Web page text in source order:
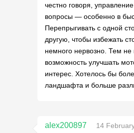
честно говоря,
вопросы — особенно в
Перепрыгивать с одной
другую, чтобы избежать
немного нервозно. Тем
возможность улучшать
интерес. Хотелось бы
ландшафта и больше
alex200897
14